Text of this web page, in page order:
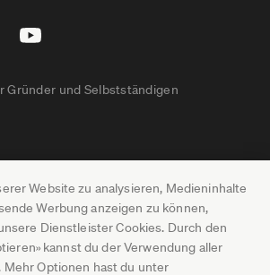
Website zu analysieren, Medieninhalte
Werbung anzeigen zu können,
Dienstleister Cookies. Durch den
kannst du der Verwendung aller
Optionen hast du unter
Gründer und Selbstständigen